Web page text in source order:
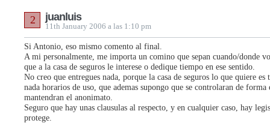
juanluis
11th January 2006 a las 1:10 pm
2
Si Antonio, eso mismo comento al final.
A mi personalmente, me importa un comino que sepan cuando/donde
que a la casa de seguros le interese o dedique tiempo en ese sentido.
No creo que entregues nada, porque la casa de seguros lo que quiere es
nada horarios de uso, que ademas supongo que se controlaran de forma
mantendran el anonimato.
Seguro que hay unas clausulas al respecto, y en cualquier caso, hay
protege.